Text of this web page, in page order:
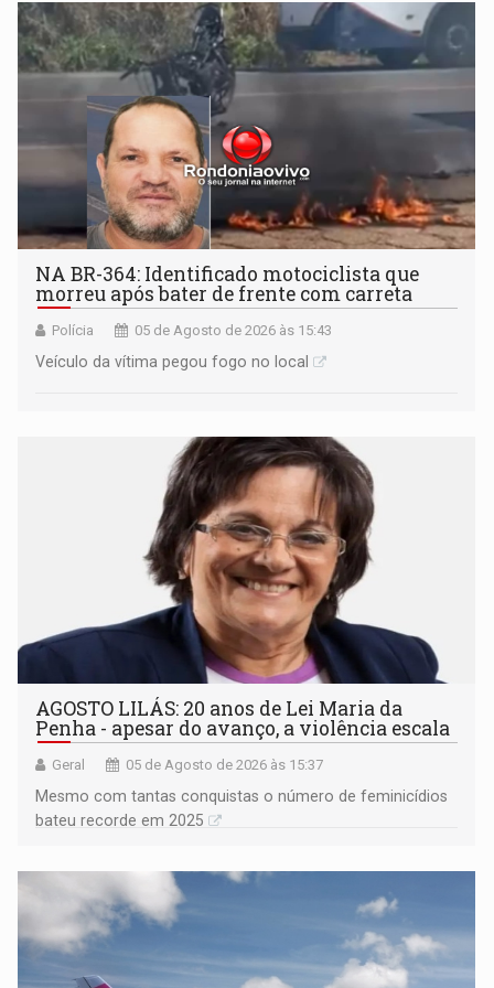
NA BR-364: Identificado motociclista que
morreu após bater de frente com carreta
Polícia 05 de Agosto de 2026 às 15:43
Veículo da vítima pegou fogo no local
AGOSTO LILÁS: 20 anos de Lei Maria da
Penha - apesar do avanço, a violência escala
Geral 05 de Agosto de 2026 às 15:37
Mesmo com tantas conquistas o número de feminicídios
bateu recorde em 2025